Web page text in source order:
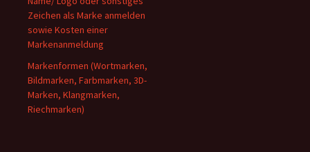
Zeichen als Marke anmelden
sowie Kosten einer
Markenanmeldung
Markenformen (Wortmarken,
Bildmarken, Farbmarken, 3D-
Marken, Klangmarken,
Riechmarken)